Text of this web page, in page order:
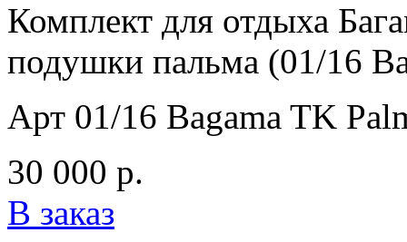
Комплект для отдыха
подушки пальма (01/16
Арт 01/16 Bagama TK
30 000 р.
В заказ